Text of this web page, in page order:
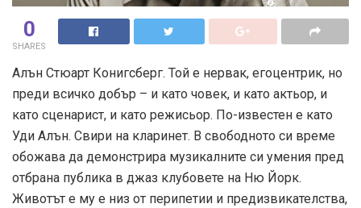
0
SHARES
Алън Стюарт Конигсберг. Той е нервак, егоцентрик, но
преди всичко добър – и като човек, и като актьор, и
като сценарист, и като режисьор. По-известен е като
Уди Алън. Свири на кларинет. В свободното си време
обожава да демонстрира музикалните си умения пред
отбрана публика в джаз клубовете на Ню Йорк.
Животът е му е низ от перипетии и предизвикателства,